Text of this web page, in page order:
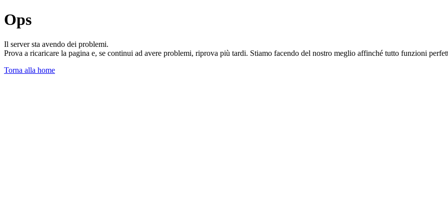
Ops
Il server sta avendo dei problemi.
Prova a ricaricare la pagina e, se continui ad avere problemi, riprova più tardi. Stiamo facendo del nostro meglio affinché tutto funzioni
Torna alla home